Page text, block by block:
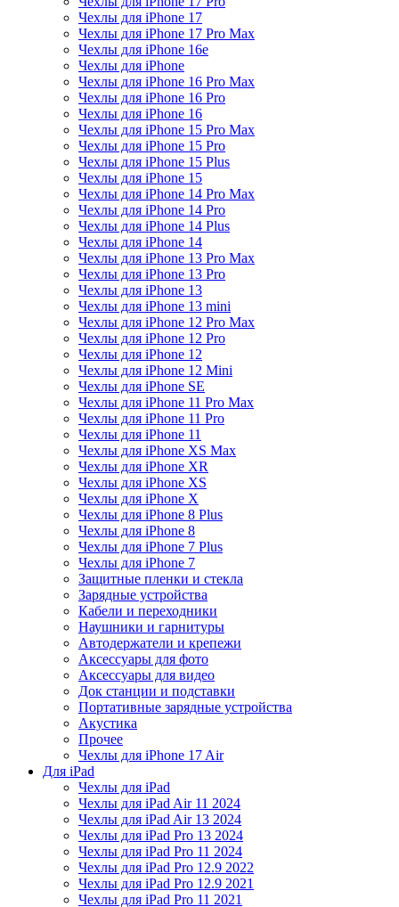
Чехлы для iPhone 17
Чехлы для iPhone 17 Pro Max
Чехлы для iPhone 16e
Чехлы для iPhone
Чехлы для iPhone 16 Pro Max
Чехлы для iPhone 16 Pro
Чехлы для iPhone 16
Чехлы для iPhone 15 Pro Max
Чехлы для iPhone 15 Pro
Чехлы для iPhone 15 Plus
Чехлы для iPhone 15
Чехлы для iPhone 14 Pro Max
Чехлы для iPhone 14 Pro
Чехлы для iPhone 14 Plus
Чехлы для iPhone 14
Чехлы для iPhone 13 Pro Max
Чехлы для iPhone 13 Pro
Чехлы для iPhone 13
Чехлы для iPhone 13 mini
Чехлы для iPhone 12 Pro Max
Чехлы для iPhone 12 Pro
Чехлы для iPhone 12
Чехлы для iPhone 12 Mini
Чехлы для iPhone SE
Чехлы для iPhone 11 Pro Max
Чехлы для iPhone 11 Pro
Чехлы для iPhone 11
Чехлы для iPhone XS Max
Чехлы для iPhone XR
Чехлы для iPhone XS
Чехлы для iPhone X
Чехлы для iPhone 8 Plus
Чехлы для iPhone 8
Чехлы для iPhone 7 Plus
Чехлы для iPhone 7
Защитные пленки и стекла
Зарядные устройства
Кабели и переходники
Наушники и гарнитуры
Автодержатели и крепежи
Аксессуары для фото
Аксессуары для видео
Док станции и подставки
Портативные зарядные устройства
Акустика
Прочее
Чехлы для iPhone 17 Air
Для iPad
Чехлы для iPad
Чехлы для iPad Air 11 2024
Чехлы для iPad Air 13 2024
Чехлы для iPad Pro 13 2024
Чехлы для iPad Pro 11 2024
Чехлы для iPad Pro 12.9 2022
Чехлы для iPad Pro 12.9 2021
Чехлы для iPad Pro 11 2021